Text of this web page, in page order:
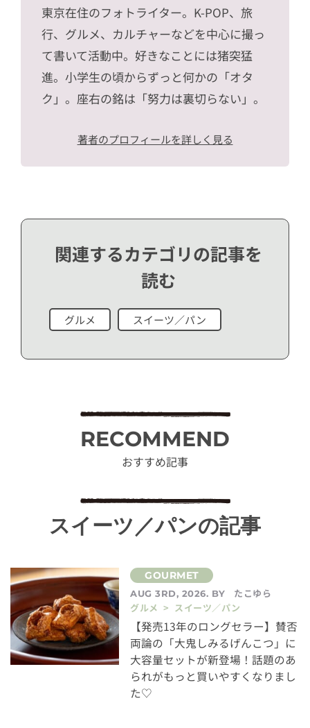
東京在住のフォトライター。K-POP、旅
行、グルメ、カルチャーなどを中心に撮っ
て書いて活動中。好きなことには猪突猛
進。小学生の頃からずっと何かの「オタ
ク」。座右の銘は「努力は裏切らない」。
著者のプロフィールを詳しく見る
関連するカテゴリの記事を
読む
グルメ スイーツ／パン
RECOMMEND
おすすめ記事
スイーツ／パンの記事
AUG 3RD, 2026. BY
たこゆら
グルメ > スイーツ／パン
【発売13年のロングセラー】賛否
両論の「大鬼しみるげんこつ」に
大容量セットが新登場！話題のあ
られがもっと買いやすくなりまし
た♡